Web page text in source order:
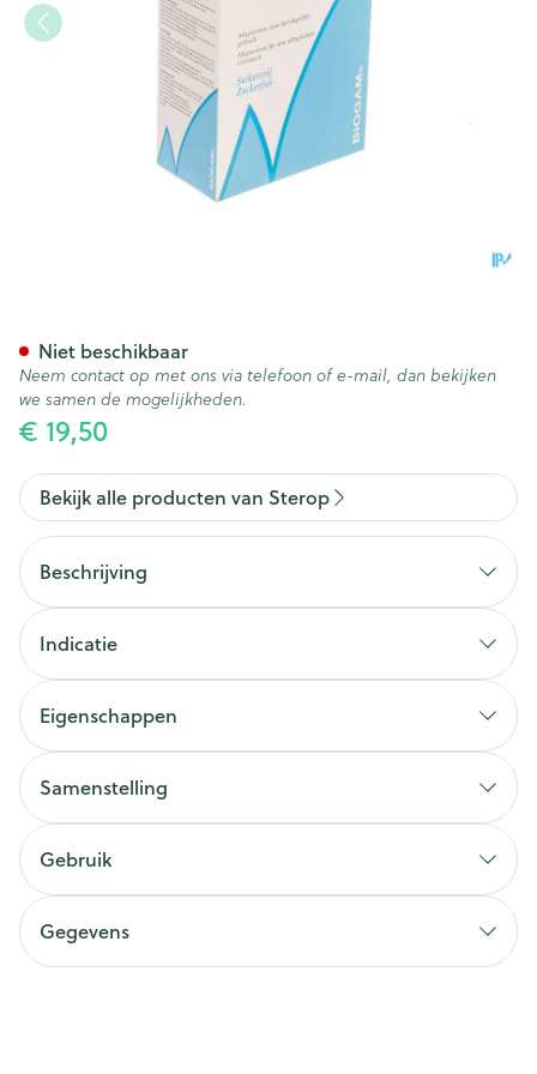
€ 19,50
Niet beschikbaar
Neem contact op met ons via telefoon of e-mail, dan bekijken
we samen de mogelijkheden.
Bekijk alle producten van Sterop
Beschrijving
Indicatie
Eigenschappen
Samenstelling
Gebruik
Gegevens